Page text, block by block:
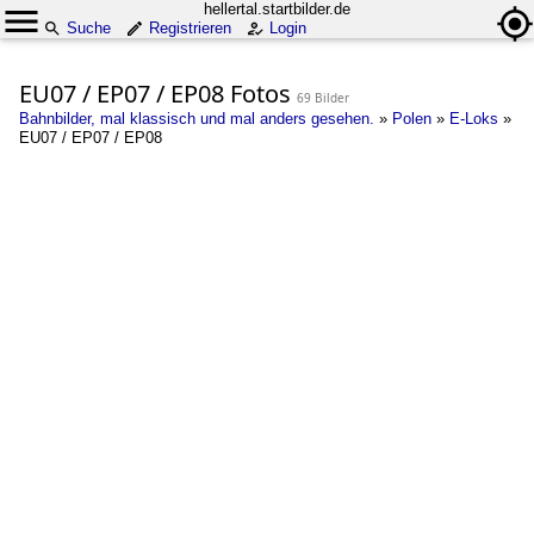
hellertal.startbilder.de
Suche
Registrieren Login
EU07 / EP07 / EP08 Fotos 69 Bilder
Bahnbilder, mal klassisch und mal anders gesehen. » Polen » E-Loks »
EU07 / EP07 / EP08